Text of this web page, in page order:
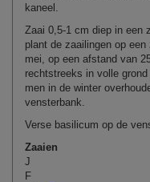
kaneel.
Zaai 0,5‑1 cm diep in een
plant de zaailingen op
mei, op een afstand van
rechtstreeks in volle
men in de winter
vensterbank.
Verse basilicum op de
Zaaien
J
F